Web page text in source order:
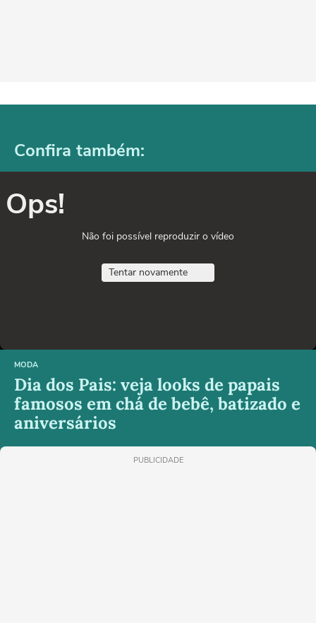
Confira também:
Ops!
Não foi possível reproduzir o vídeo
Tentar novamente
MODA
Dia dos Pais: veja looks de papais
famosos em chá de bebê, batizado e
aniversários
PUBLICIDADE